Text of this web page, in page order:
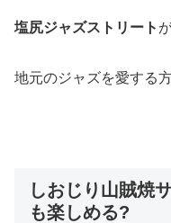
塩尻ジャズストリート
地元のジャズを愛する
しおじり山賊焼
も楽しめる?